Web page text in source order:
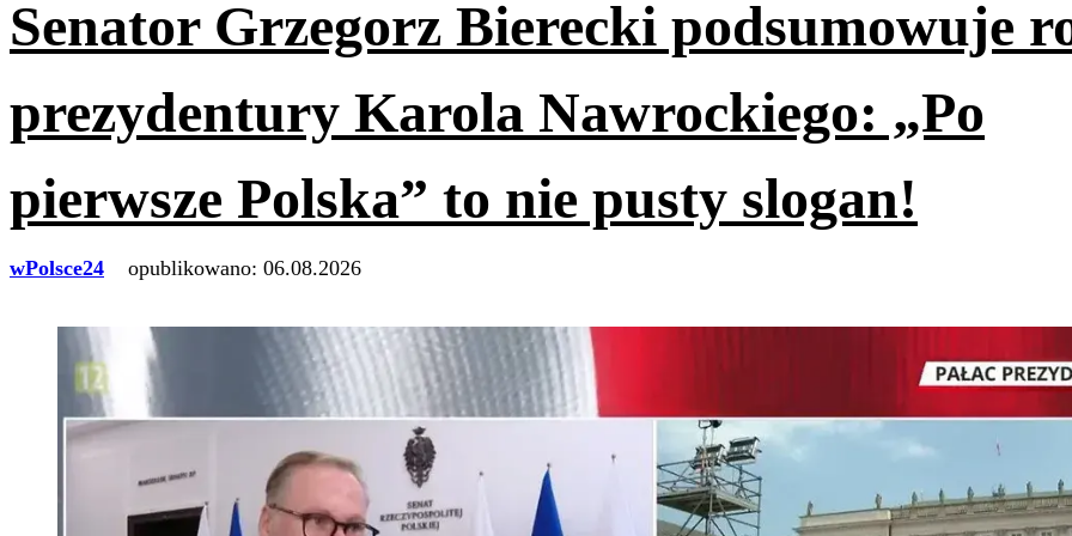
Senator Grzegorz Bierecki podsumowuje
prezydentury Karola Nawrockiego: „Po
pierwsze Polska” to nie pusty slogan!
wPolsce24 opublikowano: 06.08.2026